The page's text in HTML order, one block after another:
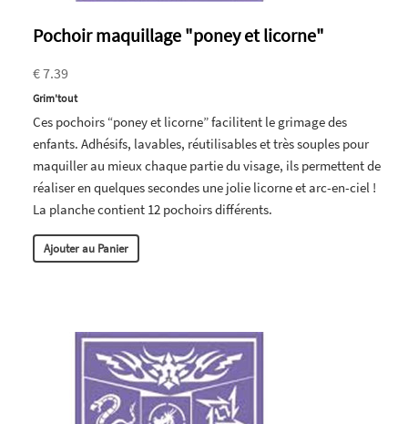
Pochoir maquillage "poney et licorne"
€ 7.39
Grim'tout
Ces pochoirs “poney et licorne” facilitent le grimage des
enfants. Adhésifs, lavables, réutilisables et très souples pour
maquiller au mieux chaque partie du visage, ils permettent de
réaliser en quelques secondes une jolie licorne et arc-en-ciel !
La planche contient 12 pochoirs différents.
Ajouter au Panier